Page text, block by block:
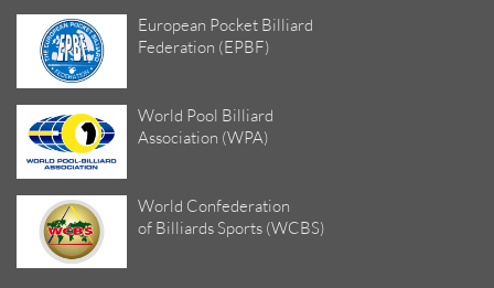
European Pocket Billiard
Federation (EPBF)
World Pool Billiard
Association (WPA)
World Confederation
of Billiards Sports (WCBS)